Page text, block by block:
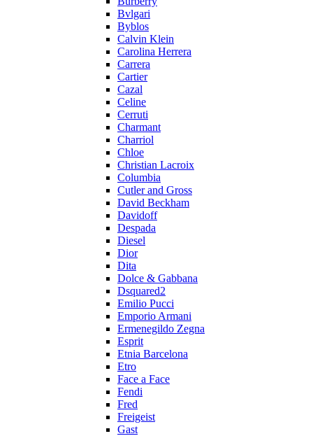
Bvlgari
Byblos
Calvin Klein
Carolina Herrera
Carrera
Cartier
Cazal
Celine
Cerruti
Charmant
Charriol
Chloe
Christian Lacroix
Columbia
Cutler and Gross
David Beckham
Davidoff
Despada
Diesel
Dior
Dita
Dolce & Gabbana
Dsquared2
Emilio Pucci
Emporio Armani
Ermenegildo Zegna
Esprit
Etnia Barcelona
Etro
Face a Face
Fendi
Fred
Freigeist
Gast